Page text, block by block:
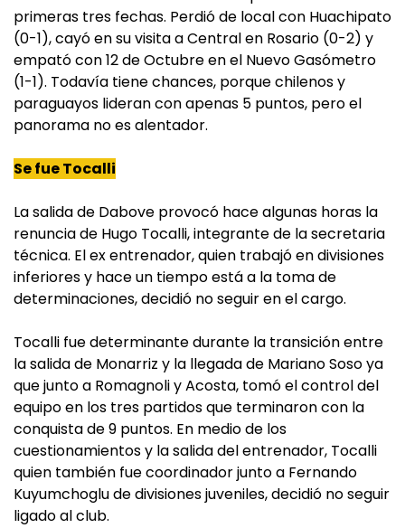
primeras tres fechas. Perdió de local con Huachipato
(0-1), cayó en su visita a Central en Rosario (0-2) y
empató con 12 de Octubre en el Nuevo Gasómetro
(1-1). Todavía tiene chances, porque chilenos y
paraguayos lideran con apenas 5 puntos, pero el
panorama no es alentador.
Se fueTocalli
La salida de Dabove provocó hace algunas horas la
renuncia de Hugo Tocalli, integrante de la secretaria
técnica. El ex entrenador, quien trabajó en divisiones
inferiores y hace un tiempo está a la toma de
determinaciones, decidió no seguir en el cargo.
Tocalli fue determinante durante la transición entre
la salida de Monarriz y la llegada de Mariano Soso ya
que junto a Romagnoli y Acosta, tomó el control del
equipo en los tres partidos que terminaron con la
conquista de 9 puntos. En medio de los
cuestionamientos y la salida del entrenador, Tocalli
quien también fue coordinador junto a Fernando
Kuyumchoglu de divisiones juveniles, decidió no seguir
ligado al club.